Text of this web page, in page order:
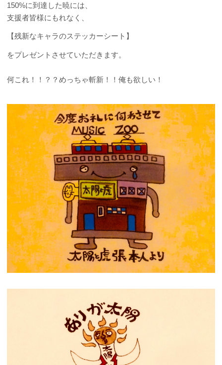
150%に到達した暁には、
支援者皆様にもれなく、
【残新なキャラのステッカーシート】
をプレゼントさせていただきます。
何これ！！？？めっちゃ斬新！！俺も欲しい！